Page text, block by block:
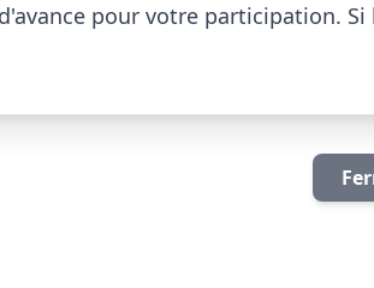
pour votre participation. Si